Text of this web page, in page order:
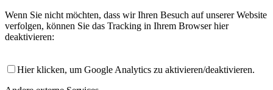
Wenn Sie nicht möchten, dass wir Ihren Besuch auf unserer Website
verfolgen, können Sie das Tracking in Ihrem Browser hier
deaktivieren:
Hier klicken, um Google Analytics zu aktivieren/deaktivieren.